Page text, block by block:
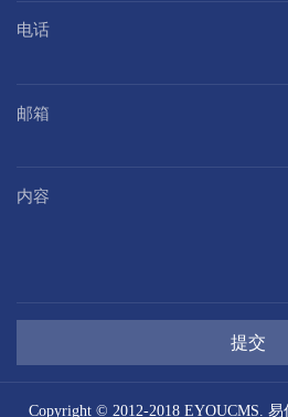
电话
邮箱
内容
提交
Copyright © 2012-2018 EYOUCMS.